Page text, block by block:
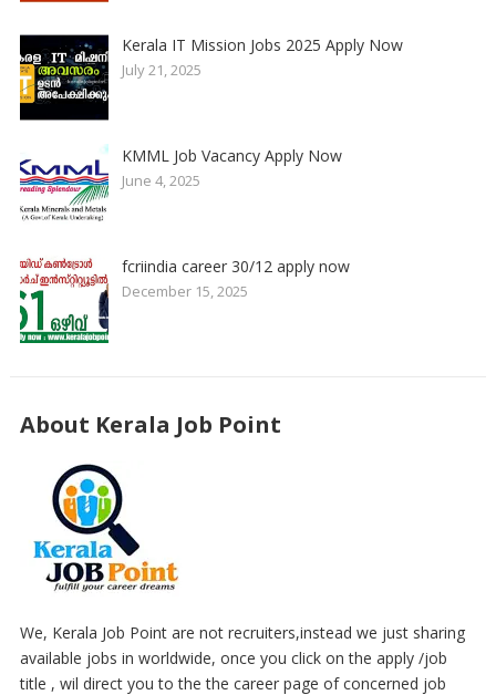
Kerala IT Mission Jobs 2025 Apply Now
July 21, 2025
KMML Job Vacancy Apply Now
June 4, 2025
fcriindia career 30/12 apply now
December 15, 2025
About Kerala Job Point
We, Kerala Job Point are not recruiters,instead we just sharing
available jobs in worldwide, once you click on the apply /job
title , wil direct you to the the career page of concerned job